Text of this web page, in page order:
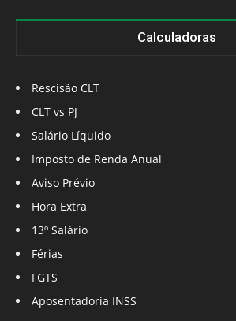
Calculadoras
Rescisão CLT
CLT vs PJ
Salário Líquido
Imposto de Renda Anual
Aviso Prévio
Hora Extra
13º Salário
Férias
FGTS
Aposentadoria INSS